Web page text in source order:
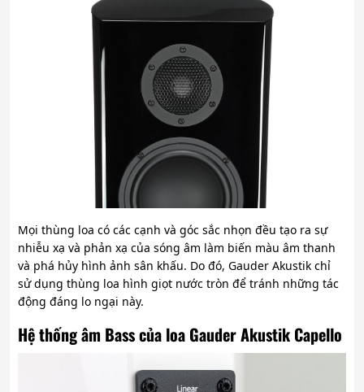
Mọi thùng loa có các cạnh và góc sắc nhọn đều tạo ra sự
nhiễu xạ và phản xạ của sóng âm làm biến màu âm thanh
và phá hủy hình ảnh sân khấu. Do đó, Gauder Akustik chỉ
sử dụng thùng loa hình giọt nước tròn để tránh những tác
động đáng lo ngại này.
Hệ thống âm Bass của loa Gauder Akustik Capello